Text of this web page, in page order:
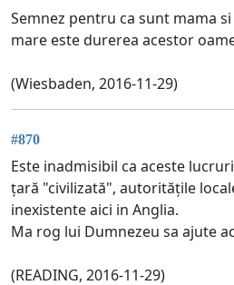
Semnez pentru ca sunt mama
mare este durerea acestor
(Wiesbaden, 2016-11-29)
#870
Este inadmisibil ca aceste
țară "civilizată", autoritățile
inexistente aici in Anglia.
Ma rog lui Dumnezeu sa ajute
(READING, 2016-11-29)